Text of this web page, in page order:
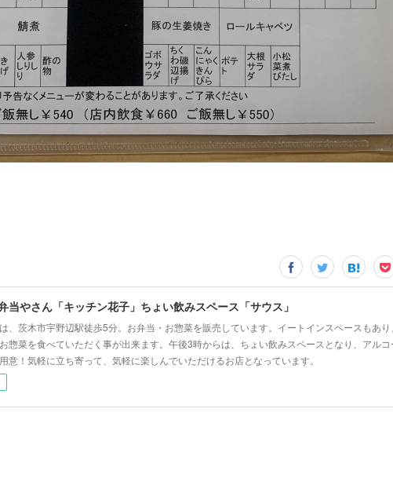
当やさん「キッチン花子」ちょい飲みスペース「サウス」
、茨木市宇野辺駅徒歩5分。お弁当・お惣菜を販売しています。イートインスペースもあ
惣菜を食べていただく事が出来ます。午後3時からは、ちょい飲みスペースとなり、アルコ
意！気軽に立ち寄って、気軽に楽しんでいただけるお店となっています。